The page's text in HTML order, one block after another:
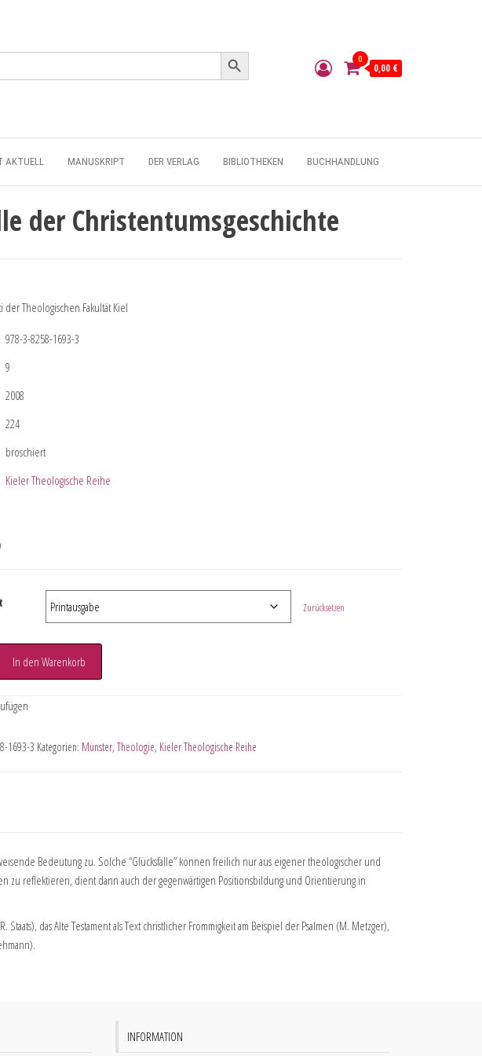
Search Button
0
0,00 €
AKTUELL MANUSKRIPT DER VERLAG BIBLIOTHEKEN BUCHHANDLUNG
der Christentumsgeschichte
Theologischen Fakultät Kiel
978-3-8258-1693-3
9
2008
224
broschiert
Kieler Theologische Reihe
Zurücksetzen
In den Warenkorb
1693-3 Kategorien: Münster, Theologie, Kieler Theologische Reihe
Bedeutung zu. Solche “Glücksfälle” können freilich nur aus eigener theologischer und
zu reflektieren, dient dann auch der gegenwärtigen Positionsbildung und Orientierung in
das Alte Testament als Text christlicher Frömmigkeit am Beispiel der Psalmen (M. Metzger),
INFORMATION